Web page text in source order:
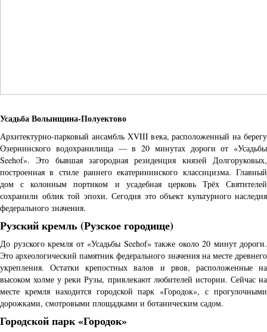
Усадьба Волынщина-Полуектово
Архитектурно-парковый ансамбль XVIII века, расположенный на берегу
Озернинского водохранилища — в 20 минутах дороги от «Усадьбы
Seehof». Это бывшая загородная резиденция князей Долгоруковых,
построенная в стиле раннего екатерининского классицизма. Главный
дом с колонным портиком и усадебная церковь Трёх Святителей
сохранили облик той эпохи. Сегодня это объект культурного наследия
федерального значения.
Рузский кремль (Рузское городище)
До рузского кремля от «Усадьбы Seehof» также около 20 минут дороги.
Это археологический памятник федерального значения на месте древнего
укрепления. Остатки крепостных валов и рвов, расположенные на
высоком холме у реки Рузы, привлекают любителей истории. Сейчас на
месте кремля находится городской парк «Городок», с прогулочными
дорожками, смотровыми площадками и ботаническим садом.
Городской парк «Городок»